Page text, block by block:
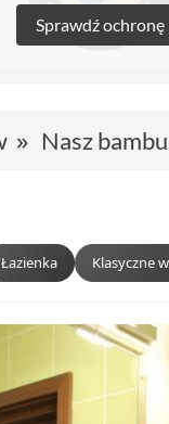
Sprawdź ochronę
Nasz
Łazienka Klasyczne